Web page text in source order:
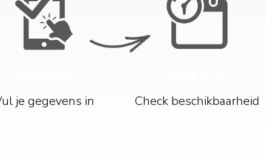
je gegevens in Check beschikbaarheid